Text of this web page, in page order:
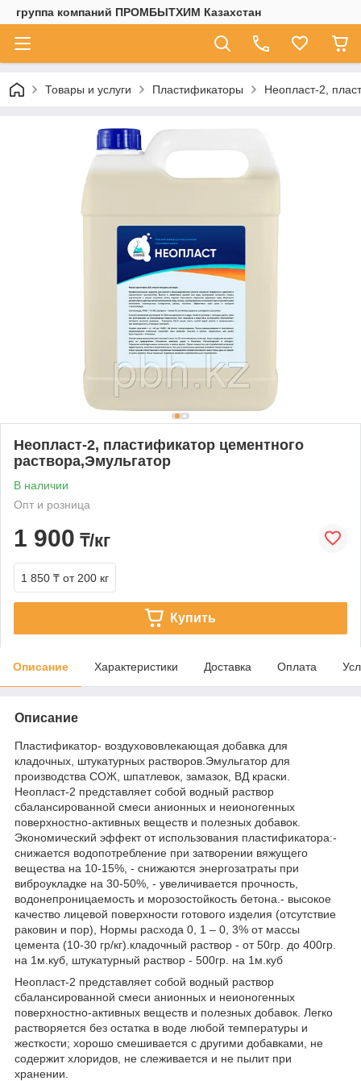
группа компаний ПРОМБЫТХИМ Казахстан
Товары и услуги Пластификаторы Неопласт-2,
Неопласт-2, пластификатор цементного
раствора,Эмульгатор
В наличии
Опт и розница
1 900 ₸/кг
1 850 ₸ от 200 кг
Купить
Описание Характеристики Доставка Оплата
Описание
Пластификатор- воздухововлекающая добавка для
кладочных, штукатурных растворов.Эмульгатор для
производства СОЖ, шпатлевок, замазок, ВД краски.
Неопласт-2 представляет собой водный раствор
сбалансированной смеси анионных и неионогенных
поверхностно-активных веществ и полезных добавок.
Экономический эффект от использования пластификатора:-
снижается водопотребление при затворении вяжущего
вещества на 10-15%, - снижаются энергозатраты при
виброукладке на 30-50%, - увеличивается прочность,
водонепроницаемость и морозостойкость бетона.- высокое
качество лицевой поверхности готового изделия (отсутствие
раковин и пор), Нормы расхода 0, 1 – 0, 3% от массы
цемента (10-30 гр/кг).кладочный раствор - от 50гр. до 400гр.
на 1м.куб, штукатурный раствор - 500гр. на 1м.куб
Неопласт-2 представляет собой водный раствор
сбалансированной смеси анионных и неионогенных
поверхностно-активных веществ и полезных добавок. Легко
растворяется без остатка в воде любой температуры и
жесткости; хорошо смешивается с другими добавками, не
содержит хлоридов, не слеживается и не пылит при
хранении.